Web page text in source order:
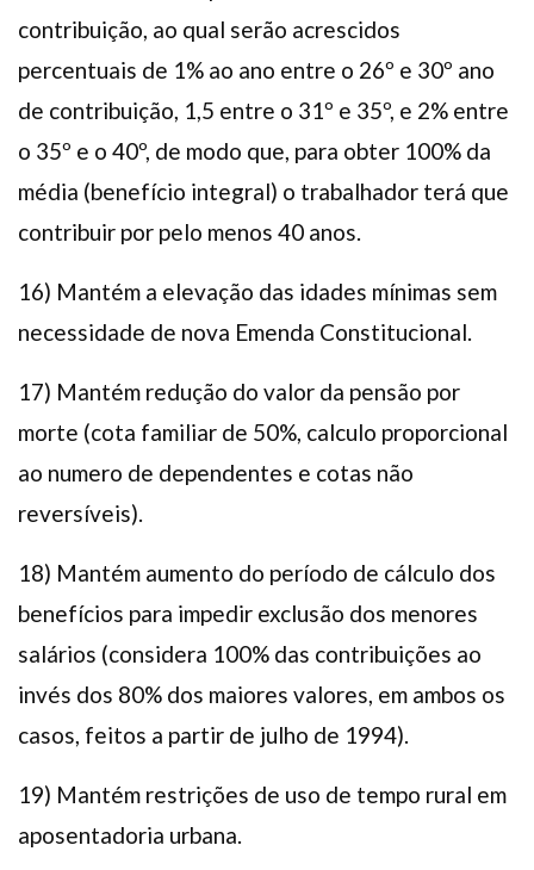
contribuição, ao qual serão acrescidos
percentuais de 1% ao ano entre o 26º e 30º ano
de contribuição, 1,5 entre o 31º e 35º, e 2% entre
o 35º e o 40º, de modo que, para obter 100% da
média (benefício integral) o trabalhador terá que
contribuir por pelo menos 40 anos.
16) Mantém a elevação das idades mínimas sem
necessidade de nova Emenda Constitucional.
17) Mantém redução do valor da pensão por
morte (cota familiar de 50%, calculo proporcional
ao numero de dependentes e cotas não
reversíveis).
18) Mantém aumento do período de cálculo dos
benefícios para impedir exclusão dos menores
salários (considera 100% das contribuições ao
invés dos 80% dos maiores valores, em ambos os
casos, feitos a partir de julho de 1994).
19) Mantém restrições de uso de tempo rural em
aposentadoria urbana.